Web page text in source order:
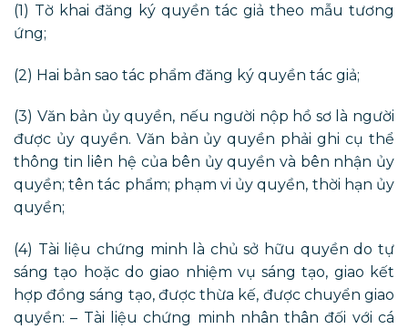
(1) Tờ khai đăng ký quyền tác giả theo mẫu tương
ứng;
(2) Hai bản sao tác phẩm đăng ký quyền tác giả;
(3) Văn bản ủy quyền, nếu người nộp hồ sơ là người
được ủy quyền. Văn bản ủy quyền phải ghi cụ thể
thông tin liên hệ của bên ủy quyền và bên nhận ủy
quyền; tên tác phẩm; phạm vi ủy quyền, thời hạn ủy
quyền;
(4) Tài liệu chứng minh là chủ sở hữu quyền do tự
sáng tạo hoặc do giao nhiệm vụ sáng tạo, giao kết
hợp đồng sáng tạo, được thừa kế, được chuyển giao
quyền: – Tài liệu chứng minh nhân thân đối với cá